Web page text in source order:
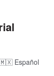
Español